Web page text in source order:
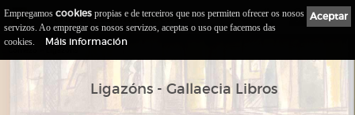
GallaeciaLibros.com 0
Ligazóns - Gallaecia Libros
Aceptar
Empregamos cookies propias e de terceiros que nos permiten ofrecer os nosos
servizos. Ao empregar os nosos servizos, aceptas o uso que facemos das
cookies.
Máis información